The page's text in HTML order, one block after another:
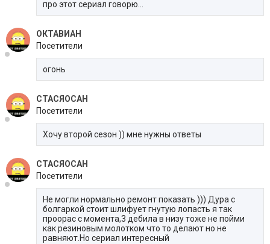
про этот сериал говорю...
ОКТАВИАН
Посетители
огонь
СТАСЯОСАН
Посетители
Хочу второй сезон )) мне нужны ответы
СТАСЯОСАН
Посетители
Не могли нормально ремонт показать ))) Дура с
болгаркой стоит шлифует гнутую лопасть я так
проорас с момента,3 дебила в низу тоже не пойми
как резиновым молотком что то делают но не
равняют.Но сериал интересный